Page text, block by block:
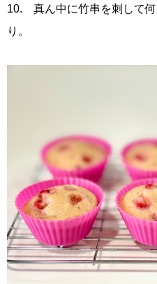
10. 真ん中に竹串を刺して
り。